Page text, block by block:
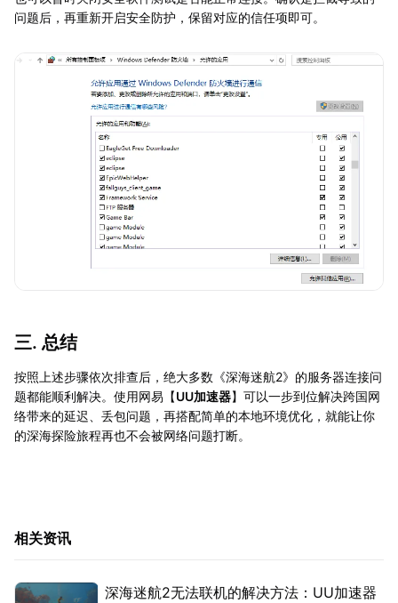
问题后，再重新开启安全防护，保留对应的信任项即可。
三. 总结
按照上述步骤依次排查后，绝大多数《深海迷航2》的服务器连接问
题都能顺利解决。使用网易【UU加速器】可以一步到位解决跨国网
络带来的延迟、丢包问题，再搭配简单的本地环境优化，就能让你
的深海探险旅程再也不会被网络问题打断。
相关资讯
深海迷航2无法联机的解决方法：UU加速器